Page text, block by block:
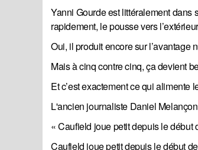
Yanni Gourde est littéralement dans
rapidement, le pousse vers
Oui, il produit encore sur l’avantage
Mais à cinq contre cinq, ça devient
Et c’est exactement ce qui alimente
L'ancien journaliste Daniel
« Caufield joue petit depuis le début
Caufield joue petit depuis le début